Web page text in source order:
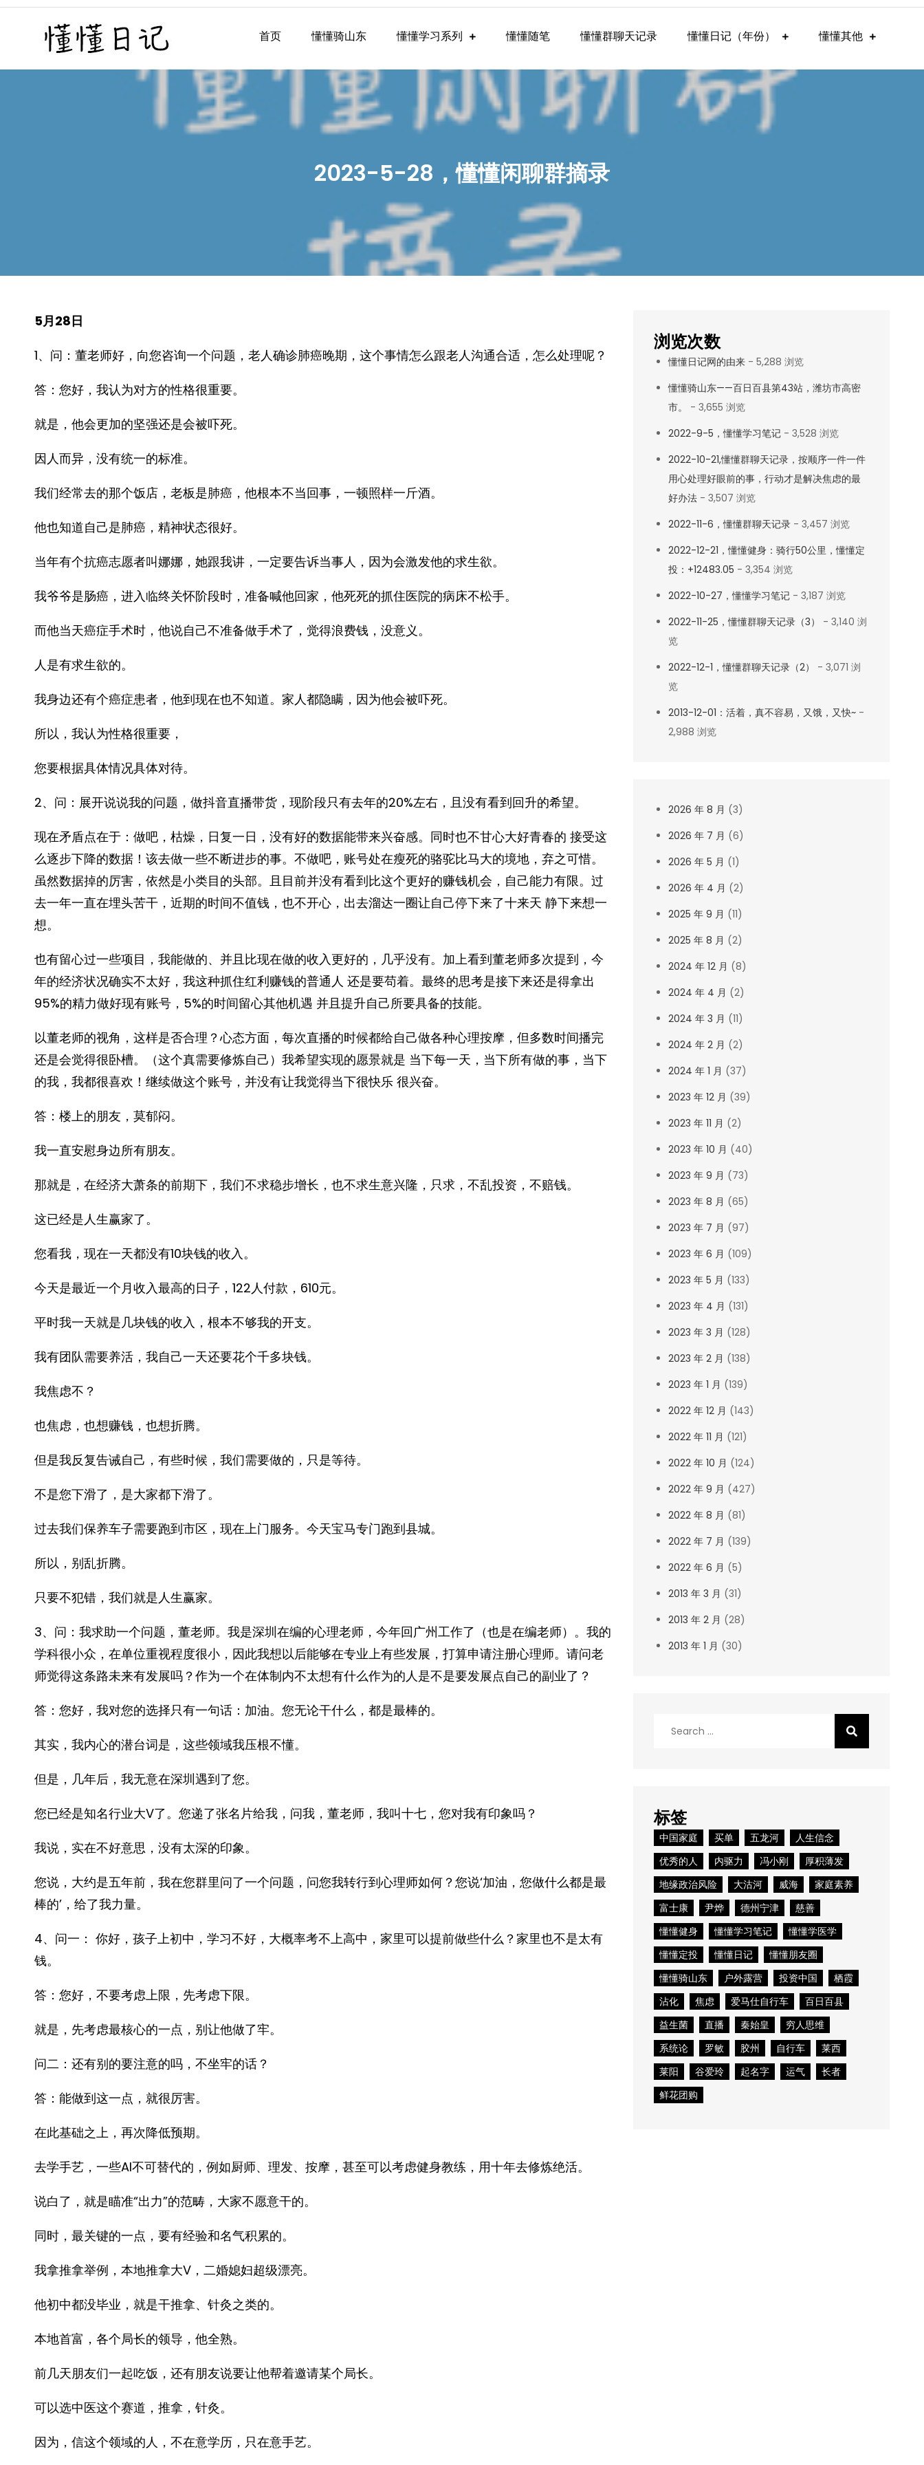
Skip
懂懂日记
懂懂日记网每天同步更新懂懂学习群内容
首页 懂懂骑山东 懂懂学习系列 懂懂随笔 懂懂群聊天记录 懂懂日记（年份） 懂懂其他
2023-5-28，懂懂闲聊群摘录
5月28日
1、问：董老师好，向您咨询一个问题，老人确诊肺癌晚期，这个事情怎么跟老人沟通合适，怎么处理呢？
答：您好，我认为对方的性格很重要。
就是，他会更加的坚强还是会被吓死。
因人而异，没有统一的标准。
我们经常去的那个饭店，老板是肺癌，他根本不当回事，一顿照样一斤酒。
他也知道自己是肺癌，精神状态很好。
当年有个抗癌志愿者叫娜娜，她跟我讲，一定要告诉当事人，因为会激发他的求生欲。
我爷爷是肠癌，进入临终关怀阶段时，准备喊他回家，他死死的抓住医院的病床不松手。
而他当天癌症手术时，他说自己不准备做手术了，觉得浪费钱，没意义。
人是有求生欲的。
我身边还有个癌症患者，他到现在也不知道。家人都隐瞒，因为他会被吓死。
所以，我认为性格很重要，
您要根据具体情况具体对待。
2、问：展开说说我的问题，做抖音直播带货，现阶段只有去年的20%左右，且没有看到回升的希望。
现在矛盾点在于：做吧，枯燥，日复一日，没有好的数据能带来兴奋感。同时也不甘心大好青春的 接受这
么逐步下降的数据！该去做一些不断进步的事。不做吧，账号处在瘦死的骆驼比马大的境地，弃之可惜。
虽然数据掉的厉害，依然是小类目的头部。且目前并没有看到比这个更好的赚钱机会，自己能力有限。过
去一年一直在埋头苦干，近期的时间不值钱，也不开心，出去溜达一圈让自己停下来了十来天 静下来想一
想。
也有留心过一些项目，我能做的、并且比现在做的收入更好的，几乎没有。加上看到董老师多次提到，今
年的经济状况确实不太好，我这种抓住红利赚钱的普通人 还是要苟着。最终的思考是接下来还是得拿出
95%的精力做好现有账号，5%的时间留心其他机遇 并且提升自己所要具备的技能。
以董老师的视角，这样是否合理？心态方面，每次直播的时候都给自己做各种心理按摩，但多数时间播完
还是会觉得很卧槽。（这个真需要修炼自己）我希望实现的愿景就是 当下每一天，当下所有做的事，当下
的我，我都很喜欢！继续做这个账号，并没有让我觉得当下很快乐 很兴奋。
答：楼上的朋友，莫郁闷。
我一直安慰身边所有朋友。
那就是，在经济大萧条的前期下，我们不求稳步增长，也不求生意兴隆，只求，不乱投资，不赔钱。
这已经是人生赢家了。
您看我，现在一天都没有10块钱的收入。
今天是最近一个月收入最高的日子，122人付款，610元。
平时我一天就是几块钱的收入，根本不够我的开支。
我有团队需要养活，我自己一天还要花个千多块钱。
我焦虑不？
也焦虑，也想赚钱，也想折腾。
但是我反复告诫自己，有些时候，我们需要做的，只是等待。
不是您下滑了，是大家都下滑了。
过去我们保养车子需要跑到市区，现在上门服务。今天宝马专门跑到县城。
所以，别乱折腾。
只要不犯错，我们就是人生赢家。
3、问：我求助一个问题，董老师。我是深圳在编的心理老师，今年回广州工作了（也是在编老师）。我的
学科很小众，在单位重视程度很小，因此我想以后能够在专业上有些发展，打算申请注册心理师。请问老
师觉得这条路未来有发展吗？作为一个在体制内不太想有什么作为的人是不是要发展点自己的副业了？
答：您好，我对您的选择只有一句话：加油。您无论干什么，都是最棒的。
其实，我内心的潜台词是，这些领域我压根不懂。
但是，几年后，我无意在深圳遇到了您。
您已经是知名行业大V了。您递了张名片给我，问我，董老师，我叫十七，您对我有印象吗？
我说，实在不好意思，没有太深的印象。
您说，大约是五年前，我在您群里问了一个问题，问您我转行到心理师如何？您说‘加油，您做什么都是最
棒的’，给了我力量。
4、问一： 你好，孩子上初中，学习不好，大概率考不上高中，家里可以提前做些什么？家里也不是太有
钱。
答：您好，不要考虑上限，先考虑下限。
就是，先考虑最核心的一点，别让他做了牢。
问二：还有别的要注意的吗，不坐牢的话？
答：能做到这一点，就很厉害。
在此基础之上，再次降低预期。
去学手艺，一些AI不可替代的，例如厨师、理发、按摩，甚至可以考虑健身教练，用十年去修炼绝活。
说白了，就是瞄准“出力”的范畴，大家不愿意干的。
同时，最关键的一点，要有经验和名气积累的。
我拿推拿举例，本地推拿大V，二婚媳妇超级漂亮。
他初中都没毕业，就是干推拿、针灸之类的。
本地首富，各个局长的领导，他全熟。
前几天朋友们一起吃饭，还有朋友说要让他帮着邀请某个局长。
可以选中医这个赛道，推拿，针灸。
因为，信这个领域的人，不在意学历，只在意手艺。
浏览次数
懂懂日记网的由来- 5,288 浏览
懂懂骑山东——百日百县第43站，潍坊市高密
市。
- 3,655 浏览
2022-9-5，懂懂学习笔记- 3,528 浏览
2022-10-21,懂懂群聊天记录，按顺序一件一件
用心处理好眼前的事，行动才是解决焦虑的最
好办法- 3,507 浏览
2022-11-6，懂懂群聊天记录- 3,457 浏览
2022-12-21，懂懂健身：骑行50公里，懂懂定
投：+12483.05 - 3,354 浏览
2022-10-27，懂懂学习笔记- 3,187 浏览
2022-11-25，懂懂群聊天记录（3）
- 3,140 浏
览
2022-12-1，懂懂群聊天记录（2）
- 3,071 浏
览
2013-12-01：活着，真不容易，又饿，又快~-
2,988 浏览
2026 年 8 月 (3)
2026 年 7 月 (6)
2026 年 5 月 (1)
2026 年 4 月 (2)
2025 年 9 月 (11)
2025 年 8 月 (2)
2024 年 12 月 (8)
2024 年 4 月 (2)
2024 年 3 月 (11)
2024 年 2 月 (2)
2024 年 1 月 (37)
2023 年 12 月 (39)
2023 年 11 月 (2)
2023 年 10 月 (40)
2023 年 9 月 (73)
2023 年 8 月 (65)
2023 年 7 月 (97)
2023 年 6 月 (109)
2023 年 5 月 (133)
2023 年 4 月 (131)
2023 年 3 月 (128)
2023 年 2 月 (138)
2023 年 1 月 (139)
2022 年 12 月 (143)
2022 年 11 月 (121)
2022 年 10 月 (124)
2022 年 9 月 (427)
2022 年 8 月 (81)
2022 年 7 月 (139)
2022 年 6 月 (5)
2013 年 3 月 (31)
2013 年 2 月 (28)
2013 年 1 月 (30)
标签
中国家庭 买单 五龙河
人生信念
优秀的人
内驱力 冯小刚
厚积薄发
地缘政治风险
大沽河 威海
家庭素养
富士康
尹烨 德州宁津
慈善
懂懂健身
懂懂学习笔记
懂懂学医学
懂懂定投
懂懂日记
懂懂朋友圈
懂懂骑山东
户外露营 投资中国
栖霞
沾化
焦虑 爱马仕自行车
百日百县
益生菌
直播 秦始皇
穷人思维
系统论
罗敏 胶州 自行车
莱西
莱阳
谷爱玲 起名字 运气
长者
鲜花团购